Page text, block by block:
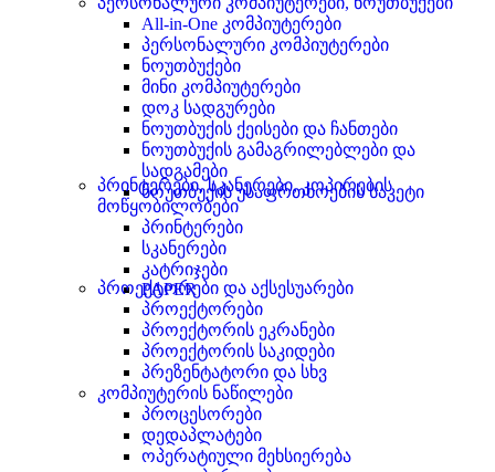
All-in-One კომპიუტერები
პერსონალური კომპიუტერები
ნოუთბუქები
მინი კომპიუტერები
დოკ სადგურები
ნოუთბუქის ქეისები და ჩანთები
ნოუთბუქის გამაგრილებლები და
სადგამები
ნოუთბუქის უსაფრთხოების საკეტი
პრინტერები, სკანერები, კოპირების
მოწყობილობები
პრინტერები
სკანერები
კატრიჯები
PAPER
პროექტორები და აქსესუარები
პროექტორები
პროექტორის ეკრანები
პროექტორის საკიდები
პრეზენტატორი და სხვ
კომპიუტერის ნაწილები
პროცესორები
დედაპლატები
ოპერატიული მეხსიერება